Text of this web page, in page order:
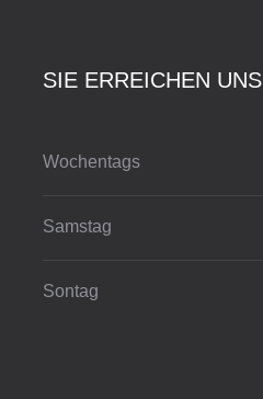
SIE ERREICHEN UNS
Wochentags
Samstag
Sontag